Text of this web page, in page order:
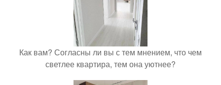
Как вам? Согласны ли вы с тем мнением, что чем
светлее квартира, тем она уютнее?